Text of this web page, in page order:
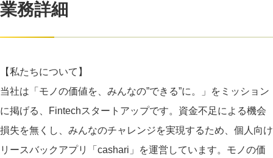
業務詳細
【私たちについて】
当社は「モノの価値を、みんなの”できる”に。」をミッション
に掲げる、Fintechスタートアップです。資金不足による機会
損失を無くし、みんなのチャレンジを実現するため、個人向け
リースバックアプリ「cashari」を運営しています。モノの価